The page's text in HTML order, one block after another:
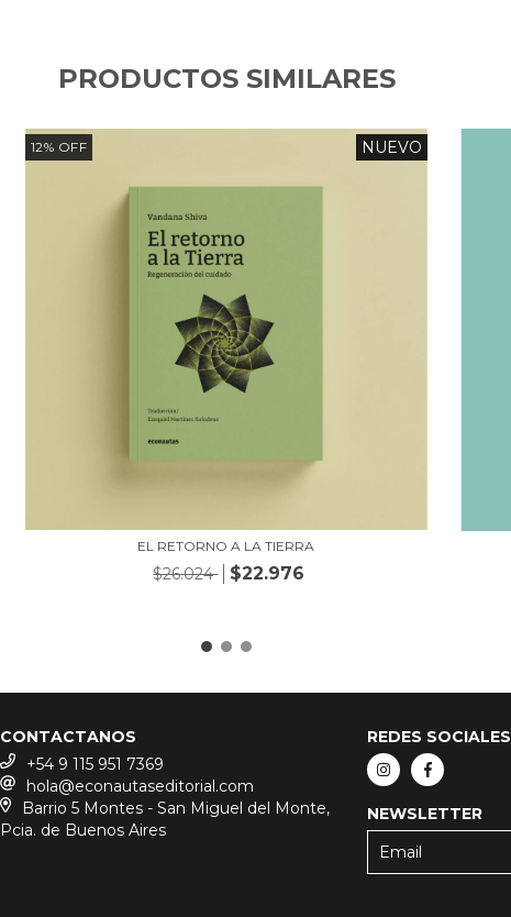
PRODUCTOS SIMILARES
12% OFF NUEVO
EL RETORNO A LA TIERRA
$26.024 $22.976
CONTACTANOS
+54 9 115 951 7369
hola@econautaseditorial.com
Barrio 5 Montes - San Miguel del Monte,
Pcia. de Buenos Aires
REDES SOCIALES
NEWSLETTER